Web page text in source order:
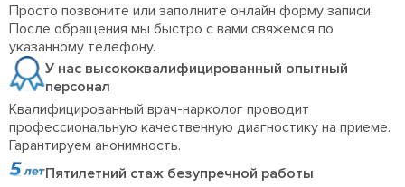
Просто позвоните или заполните онлайн форму записи.
После обращения мы быстро с вами свяжемся по
указанному телефону.
У нас высококвалифицированный опытный
персонал
Квалифицированный врач-нарколог проводит
профессиональную качественную диагностику на приеме.
Гарантируем анонимность.
Пятилетний стаж безупречной работы